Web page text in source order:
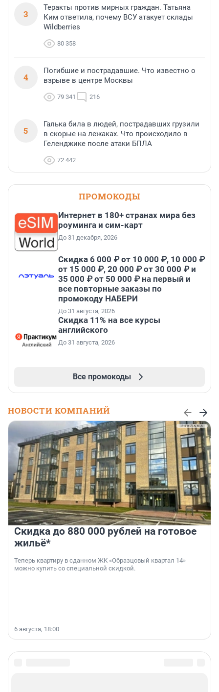
3
Теракты против мирных граждан. Татьяна
Ким ответила, почему ВСУ атакует склады
Wildberries
80 358
4
Погибшие и пострадавшие. Что известно о
взрыве в центре Москвы
79 341 216
5
Галька била в людей, пострадавших грузили
в скорые на лежаках. Что происходило в
Геленджике после атаки БПЛА
72 442
ПРОМОКОДЫ
Интернет в 180+ странах мира без
роуминга и сим-карт
До 31 декабря, 2026
Скидка 6 000 ₽ от 10 000 ₽, 10 000 ₽
от 15 000 ₽, 20 000 ₽ от 30 000 ₽ и
35 000 ₽ от 50 000 ₽ на первый и
все повторные заказы по
промокоду НАБЕРИ
До 31 августа, 2026
Скидка 11% на все курсы
английского
До 31 августа, 2026
Все промокоды
НОВОСТИ КОМПАНИЙ
Скидка до 880 000 рублей на готовое
жильё*
Теперь квартиру в сданном ЖК «Образцовый квартал 14»
можно купить со специальной скидкой.
6 августа, 18:00